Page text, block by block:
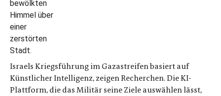
Israels Kriegsführung im Gazastreifen basiert auf
Künstlicher Intelligenz, zeigen Recherchen. Die KI-
Plattform, die das Militär seine Ziele auswählen lässt,